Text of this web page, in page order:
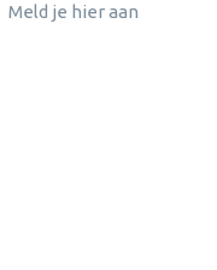
Meld je hier aan